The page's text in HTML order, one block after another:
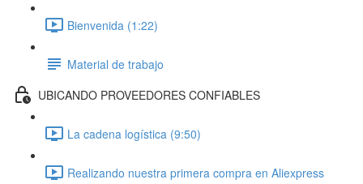
Bienvenida (1:22)
Material de trabajo
UBICANDO PROVEEDORES CONFIABLES
La cadena logística (9:50)
Realizando nuestra primera compra en Aliexpress